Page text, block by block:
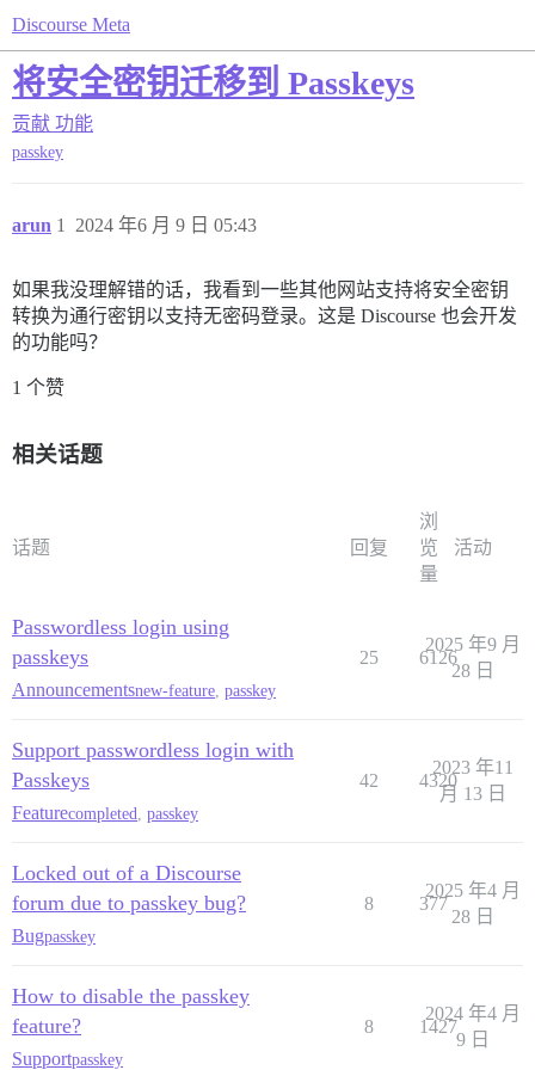
Discourse Meta
将安全密钥迁移到 Passkeys
贡献 功能
passkey
arun 2024 年6 月 9 日 05:43
1
如果我没理解错的话，我看到一些其他网站支持将安全密钥
转换为通行密钥以支持无密码登录。这是 Discourse 也会开发
的功能吗？
1 个赞
相关话题
话题 回复
浏
览
量
活动
Passwordless login using
passkeys
Announcementsnew-feature passkey
25 6126
2025 年9 月
28 日
Support passwordless login with
Passkeys
Featurecompleted passkey
42 4320
2023 年11
月 13 日
Locked out of a Discourse
forum due to passkey bug?
Bugpasskey
8 377
2025 年4 月
28 日
How to disable the passkey
feature?
Supportpasskey
8 1427
2024 年4 月
9 日